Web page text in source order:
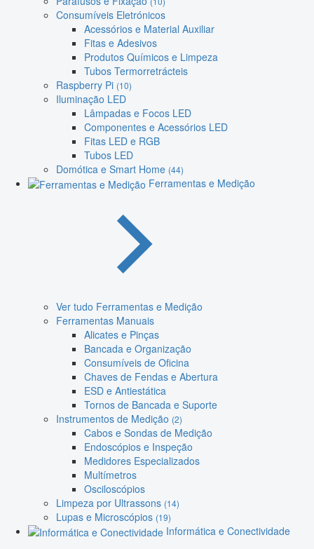
Consumíveis Eletrónicos
Acessórios e Material Auxiliar
Fitas e Adesivos
Produtos Químicos e Limpeza
Tubos Termorretrácteis
Raspberry Pi (10)
Iluminação LED
Lâmpadas e Focos LED
Componentes e Acessórios LED
Fitas LED e RGB
Tubos LED
Domótica e Smart Home (44)
Ferramentas e Medição
Ver tudo Ferramentas e Medição
Ferramentas Manuais
Alicates e Pinças
Bancada e Organização
Consumíveis de Oficina
Chaves de Fendas e Abertura
ESD e Antiestática
Tornos de Bancada e Suporte
Instrumentos de Medição (2)
Cabos e Sondas de Medição
Endoscópios e Inspeção
Medidores Especializados
Multímetros
Osciloscópios
Limpeza por Ultrassons (14)
Lupas e Microscópios (19)
Informática e Conectividade